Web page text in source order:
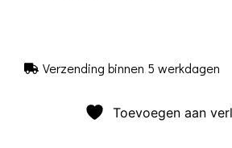
Verzending binnen 5 werkdagen
Toevoegen aan